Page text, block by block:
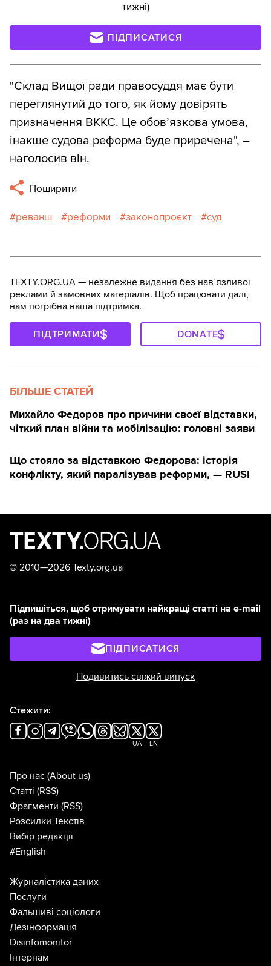
тижні)
ПІДПИСАТИСЯ
"Склад Вищої ради правосуддя має бути
переглянутий до того, як йому довірять
призначення ВККС. Це обов’язкова умова,
інакше судова реформа буде приречена", –
наголосив він.
Поширити
реванш реформи законопроєкт суд
TEXTY.ORG.UA — незалежне видання без навʼязливої
реклами й замовних матеріалів. Щоб працювати далі,
нам потрібна ваша підтримка.
ПІДТРИМАТИ DONATE
БІЛЬШЕ СТАТЕЙ
Михайло Федоров про причини своєї відставки,
чіткий план війни та мобілізацію: головні заяви
Що стояло за відставкою Федорова: історія
конфлікту, який паралізував реформи, — RUSI
© 2010—2026 Texty.org.ua
Підпишіться, щоб отримувати найкращі статті на e-mail
(раз на два тижні)
ПІДПИСАТИСЯ
Подивитись свіжий випуск
Стежити:
UA EN
Про нас (About us)
Статті (RSS)
Фрагменти (RSS)
Розсилки Текстів
Вибір редакції
#English
Журналістика даних
Послуги
Фальшиві соціологи
Дезінформація
Disinfomonitor
Інтернам